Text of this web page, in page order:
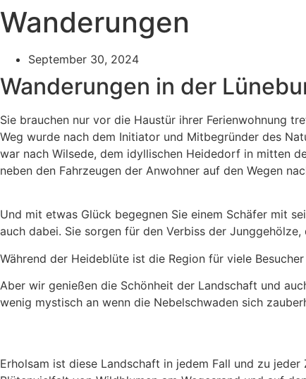
Wanderungen
September 30, 2024
Wanderungen in der
Sie brauchen nur vor die Haustür ihrer Ferienwohnung
Weg wurde nach dem Initiator und Mitbegründer des
war nach Wilsede, dem idyllischen Heidedorf in mitten
neben den Fahrzeugen der Anwohner auf den Wegen
Und mit etwas Glück begegnen Sie einem Schäfer mit
auch dabei. Sie sorgen für den Verbiss der
Während der Heideblüte ist die Region für viele
Aber wir genießen die Schönheit der Landschaft und
wenig mystisch an wenn die Nebelschwaden sich
Erholsam ist diese Landschaft in jedem Fall und zu